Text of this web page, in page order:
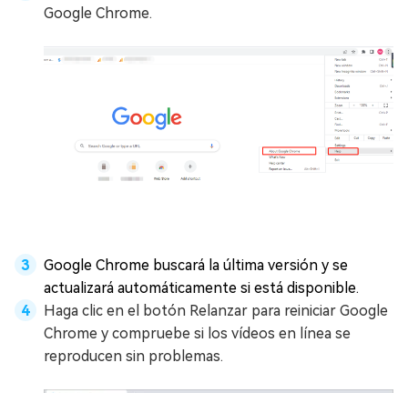
Google Chrome.
Google Chrome buscará la última versión y se
actualizará automáticamente si está disponible.
Haga clic en el botón Relanzar para reiniciar Google
Chrome y compruebe si los vídeos en línea se
reproducen sin problemas.